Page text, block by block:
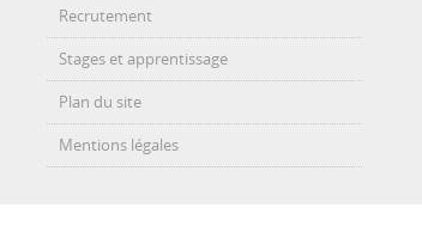
Recrutement
Stages et apprentissage
Plan du site
Mentions légales